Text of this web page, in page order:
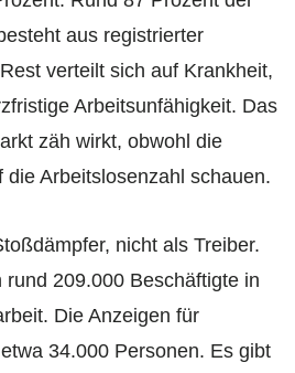
aus registrierter
verteilt sich auf Krankheit,
Arbeitsunfähigkeit. Das
zäh wirkt, obwohl die
die Arbeitslosenzahl schauen.
nicht als Treiber.
209.000 Beschäftigte in
Die Anzeigen für
34.000 Personen. Es gibt